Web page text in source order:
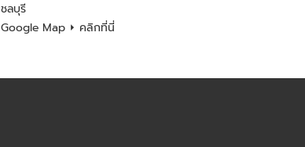
ชลบุรี
Google Map ⏵ คลิกที่นี่